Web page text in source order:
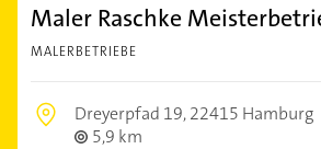
Maler Raschke
MALERBETRIEBE
Dreyerpfad 19,22415 Hamburg
5,9 km